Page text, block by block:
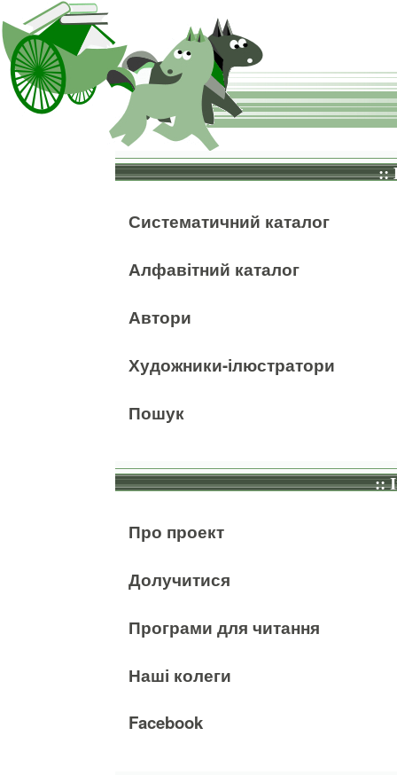
::
Систематичний каталог
Алфавітний каталог
Автори
Художники-ілюстратори
Пошук
::
Про проект
Долучитися
Програми для читання
Наші колеги
Facebook